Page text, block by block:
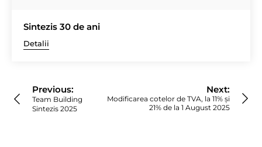
Sintezis 30 de ani
Detalii
articole
Previous:
Team Building
Sintezis 2025
Next:
Modificarea cotelor de TVA, la 11% și
21% de la 1 August 2025